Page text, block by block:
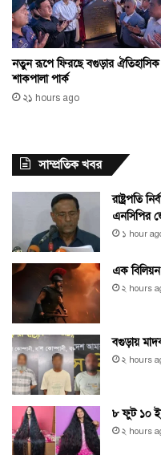
নতুন রূপে ফিরছে বগুড়ার ঐতিহাসিক
শাকপালা পার্ক
২১ hours ago
সাম্প্রতিক খবর
রাষ্ট্রপতি
এনসিপির
১ hour
এক
২ hours
বগুড়ায়
২ hours
৮ ফুট ১০
২ hours